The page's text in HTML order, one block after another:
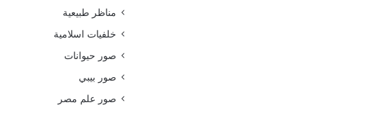
مناظر طبيعية
خلفيات اسلامية
صور حيوانات
صور بيبي
صور علم مصر